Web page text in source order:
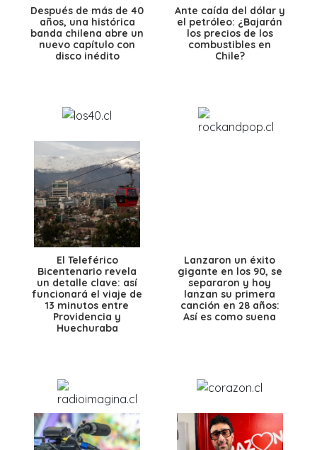
Después de más de 40
años, una histórica
banda chilena abre un
nuevo capítulo con
disco inédito
Ante caída del dólar y
el petróleo: ¿Bajarán
los precios de los
combustibles en
Chile?
El Teleférico
Bicentenario revela
un detalle clave: así
funcionará el viaje de
13 minutos entre
Providencia y
Huechuraba
Lanzaron un éxito
gigante en los 90, se
separaron y hoy
lanzan su primera
canción en 28 años:
Así es como suena